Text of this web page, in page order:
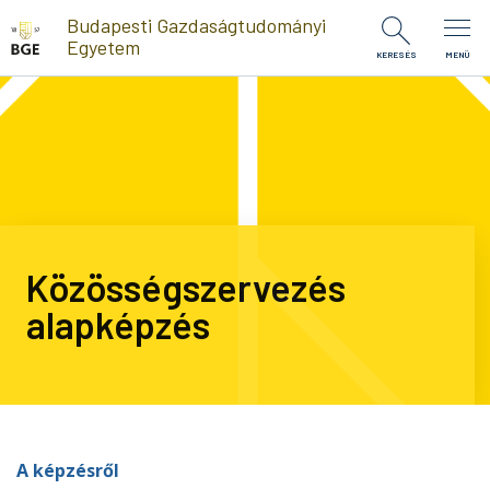
Ugrás a tartalomra
Budapesti Gazdaságtudományi
Egyetem
KERESÉS MENÜ
Közösségszervezés
alapképzés
A képzésről